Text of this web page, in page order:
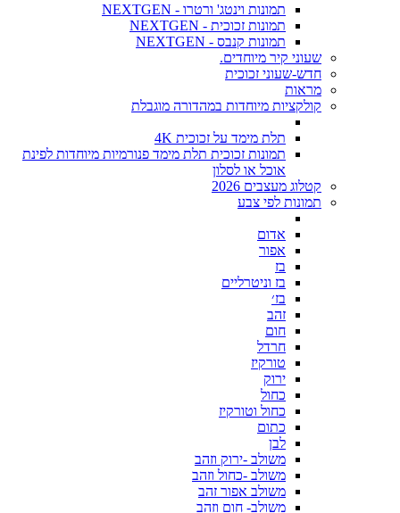
תמונות וינטג' ורטרו - NEXTGEN
תמונות זכוכית - NEXTGEN
תמונות קנבס - NEXTGEN
שעוני קיר מיוחדים.
חדש-שעוני זכוכית
מראות
קולקציות מיוחדות במהדורה מוגבלת
תלת מימד על זכוכית 4K
תמונות זכוכית תלת מימד פנורמיות מיוחדות לפינת
אוכל או לסלון
קטלוג מעצבים 2026
תמונות לפי צבע
אדום
אפור
בז
בז וניטרליים
בז׳
זהב
חום
חרדל
טורקיז
ירוק
כחול
כחול וטורקיז
כתום
לבן
משולב -ירוק וזהב
משולב -כחול וזהב
משולב אפור זהב
משולב- חום וזהב